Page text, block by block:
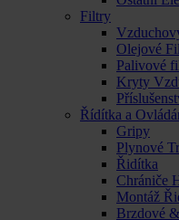
Filtry
Olejové
Palivové
Kryty
Řídítka a
Gripy
Plynové
Řidítka
Chrániče
Montáž
Brzdové